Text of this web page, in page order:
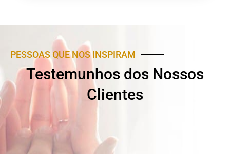
PESSOAS QUE NOS INSPIRAM
Testemunhos dos Nossos
Clientes